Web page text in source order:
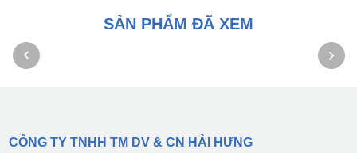
SẢN PHẨM ĐÃ XEM
CÔNG TY TNHH TM DV & CN HẢI HƯNG